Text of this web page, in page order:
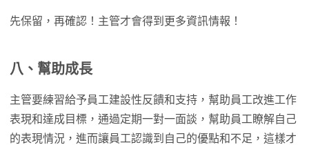
先保留，再確認！主管才會得到更多資訊情報！
八、幫助成長
主管要練習給予員工建設性反饋和支持，幫助員工改進工作
表現和達成目標，通過定期一對一面談，幫助員工瞭解自己
的表現情況，進而讓員工認識到自己的優點和不足，這樣才